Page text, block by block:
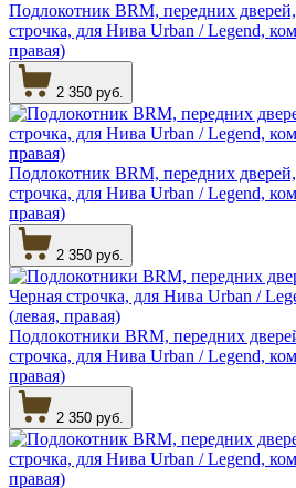
Подлокотник BRM, передних
строчка, для Нива Urban / Legend,
правая)
2 350 руб.
Подлокотник BRM, передних
строчка, для Нива Urban / Legend,
правая)
2 350 руб.
Подлокотники BRM, передних
строчка, для Нива Urban / Legend,
правая)
2 350 руб.